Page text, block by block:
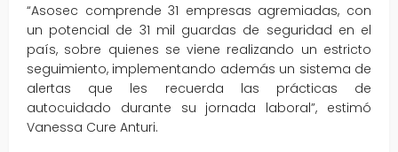
“Asosec comprende 31 empresas agremiadas, con
un potencial de 31 mil guardas de seguridad en el
país, sobre quienes se viene realizando un estricto
seguimiento, implementando además un sistema de
alertas que les recuerda las prácticas de
autocuidado durante su jornada laboral”, estimó
Vanessa Cure Anturi.